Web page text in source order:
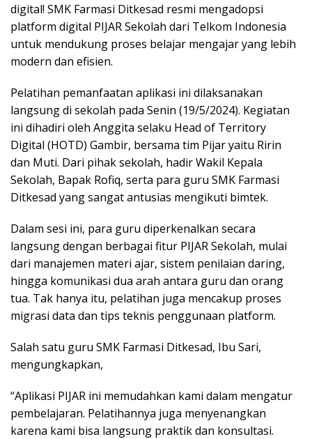
digital! SMK Farmasi Ditkesad resmi mengadopsi
platform digital PIJAR Sekolah dari Telkom Indonesia
untuk mendukung proses belajar mengajar yang lebih
modern dan efisien.
Pelatihan pemanfaatan aplikasi ini dilaksanakan
langsung di sekolah pada Senin (19/5/2024). Kegiatan
ini dihadiri oleh Anggita selaku Head of Territory
Digital (HOTD) Gambir, bersama tim Pijar yaitu Ririn
dan Muti. Dari pihak sekolah, hadir Wakil Kepala
Sekolah, Bapak Rofiq, serta para guru SMK Farmasi
Ditkesad yang sangat antusias mengikuti bimtek.
Dalam sesi ini, para guru diperkenalkan secara
langsung dengan berbagai fitur PIJAR Sekolah, mulai
dari manajemen materi ajar, sistem penilaian daring,
hingga komunikasi dua arah antara guru dan orang
tua. Tak hanya itu, pelatihan juga mencakup proses
migrasi data dan tips teknis penggunaan platform.
Salah satu guru SMK Farmasi Ditkesad, Ibu Sari,
mengungkapkan,
“Aplikasi PIJAR ini memudahkan kami dalam mengatur
pembelajaran. Pelatihannya juga menyenangkan
karena kami bisa langsung praktik dan konsultasi.